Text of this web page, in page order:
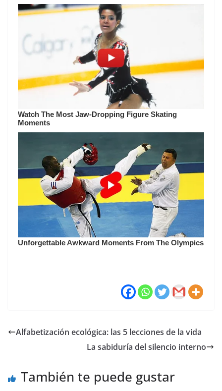
Alfabetización ecológica: las 5 lecciones de la vida
La sabiduría del silencio interno
También te puede gustar